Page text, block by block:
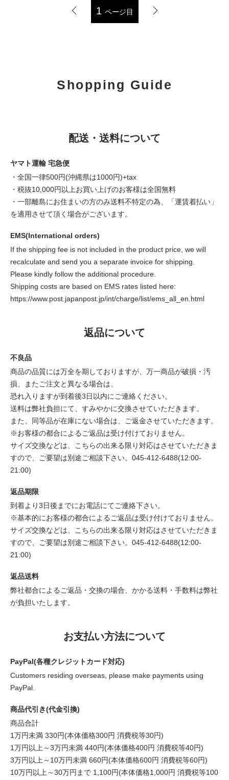
1 ページ目
Shopping Guide
配送・送料について
ヤマト運輸 宅急便
・全国一律500円(沖縄県は1000円)+tax
・税抜10,000円以上お買い上げのお客様は全国無料
・一部離島にお住まいの方のみ送料不特定の為、「運賃着払い」
を適用させて頂く場合がございます。
EMS(International orders)
If the shipping fee is not included in the product price, we will
recalculate and send you a separate invoice for shipping.
Please kindly follow the additional procedure.
Shipping costs are based on EMS rates listed here:
https://www.post.japanpost.jp/int/charge/list/ems_all_en.html
返品について
不良品
商品の品質には万全を期しておりますが、万一商品が破損・汚
損、またご注文と異なる場合は、
恐れ入りますが到着後3日以内にご連絡ください。
送料は弊社負担にて、すみやかに交換させていただきます。
また、同等品が在庫にない場合は、ご返金させていただきます。
※お客様の都合によるご返品は受け付けておりません。
サイズ交換などは、こちらの出来る限り対応はさせていただきま
すので、ご要望は別途ご相談下さい。045-412-6488(12:00-
21:00)
返品期限
到着より3日後までにお電話にてご連絡下さい。
※基本的にお客様の都合によるご返品は受け付けておりません。
サイズ交換などは、こちらの出来る限り対応はさせていただきま
すので、ご要望は別途ご相談下さい。045-412-6488(12:00-
21:00)
返品送料
弊社都合によるご返品・交換の場合、かかる送料・手数料は弊社
が負担いたします。
お支払い方法について
PayPal(各種クレジットカード対応)
Customers residing overseas, please make payments using
PayPal.
商品代引き(代金引換)
商品合計
1万円未満 330円(本体価格300円 消費税等30円)
1万円以上～3万円未満 440円(本体価格400円 消費税等40円)
3万円以上～10万円未満 660円(本体価格600円 消費税等60円)
10万円以上～30万円まで 1,100円(本体価格1,000円 消費税等100